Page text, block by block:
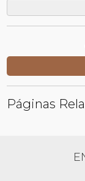
Páginas